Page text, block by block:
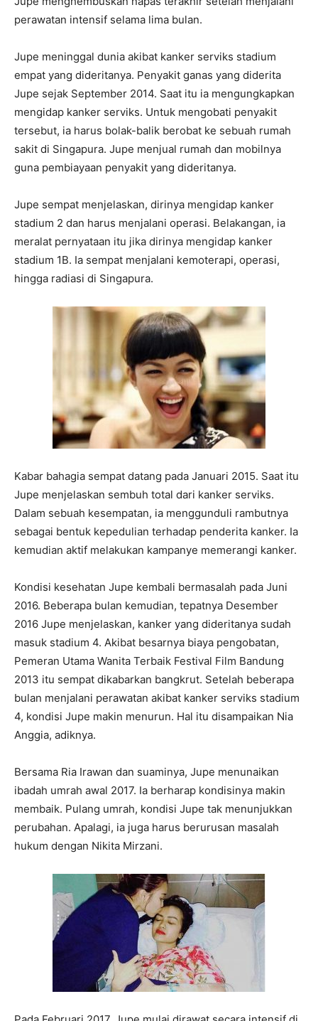
perawatan intensif selama lima bulan.
Jupe meninggal dunia akibat kanker serviks stadium
empat yang dideritanya. Penyakit ganas yang diderita
Jupe sejak September 2014. Saat itu ia mengungkapkan
mengidap kanker serviks. Untuk mengobati penyakit
tersebut, ia harus bolak-balik berobat ke sebuah rumah
sakit di Singapura. Jupe menjual rumah dan mobilnya
guna pembiayaan penyakit yang dideritanya.
Jupe sempat menjelaskan, dirinya mengidap kanker
stadium 2 dan harus menjalani operasi. Belakangan, ia
meralat pernyataan itu jika dirinya mengidap kanker
stadium 1B. Ia sempat menjalani kemoterapi, operasi,
hingga radiasi di Singapura.
Kabar bahagia sempat datang pada Januari 2015. Saat itu
Jupe menjelaskan sembuh total dari kanker serviks.
Dalam sebuah kesempatan, ia menggunduli rambutnya
sebagai bentuk kepedulian terhadap penderita kanker. Ia
kemudian aktif melakukan kampanye memerangi kanker.
Kondisi kesehatan Jupe kembali bermasalah pada Juni
2016. Beberapa bulan kemudian, tepatnya Desember
2016 Jupe menjelaskan, kanker yang dideritanya sudah
masuk stadium 4. Akibat besarnya biaya pengobatan,
Pemeran Utama Wanita Terbaik Festival Film Bandung
2013 itu sempat dikabarkan bangkrut. Setelah beberapa
bulan menjalani perawatan akibat kanker serviks stadium
4, kondisi Jupe makin menurun. Hal itu disampaikan Nia
Anggia, adiknya.
Bersama Ria Irawan dan suaminya, Jupe menunaikan
ibadah umrah awal 2017. Ia berharap kondisinya makin
membaik. Pulang umrah, kondisi Jupe tak menunjukkan
perubahan. Apalagi, ia juga harus berurusan masalah
hukum dengan Nikita Mirzani.